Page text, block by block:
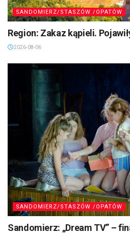
SANDOMIERZ/STASZÓW /OPATÓW
Region: Zakaz kąpieli.
2026-08-06
SANDOMIERZ/STASZÓW /OPATÓW
Sandomierz: „Dream TV” –